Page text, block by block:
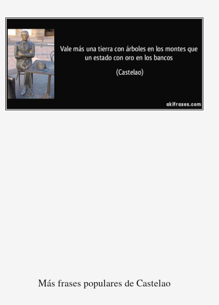
Más frases populares de Castelao